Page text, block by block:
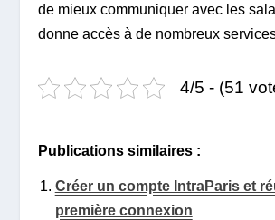
de mieux communiquer avec les
donne accès à de nombreux
4/5 - (51
Publications similaires :
Créer un compte IntraParis et
première connexion